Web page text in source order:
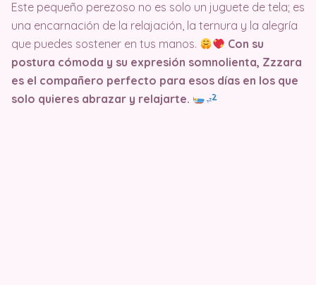
Este pequeño perezoso no es solo un juguete de tela; es
una encarnación de la relajación, la ternura y la alegría
que puedes sostener en tus manos.
Con su
postura cómoda y su expresión somnolienta, Zzzara
es el compañero perfecto para esos días en los que
solo quieres abrazar y relajarte.